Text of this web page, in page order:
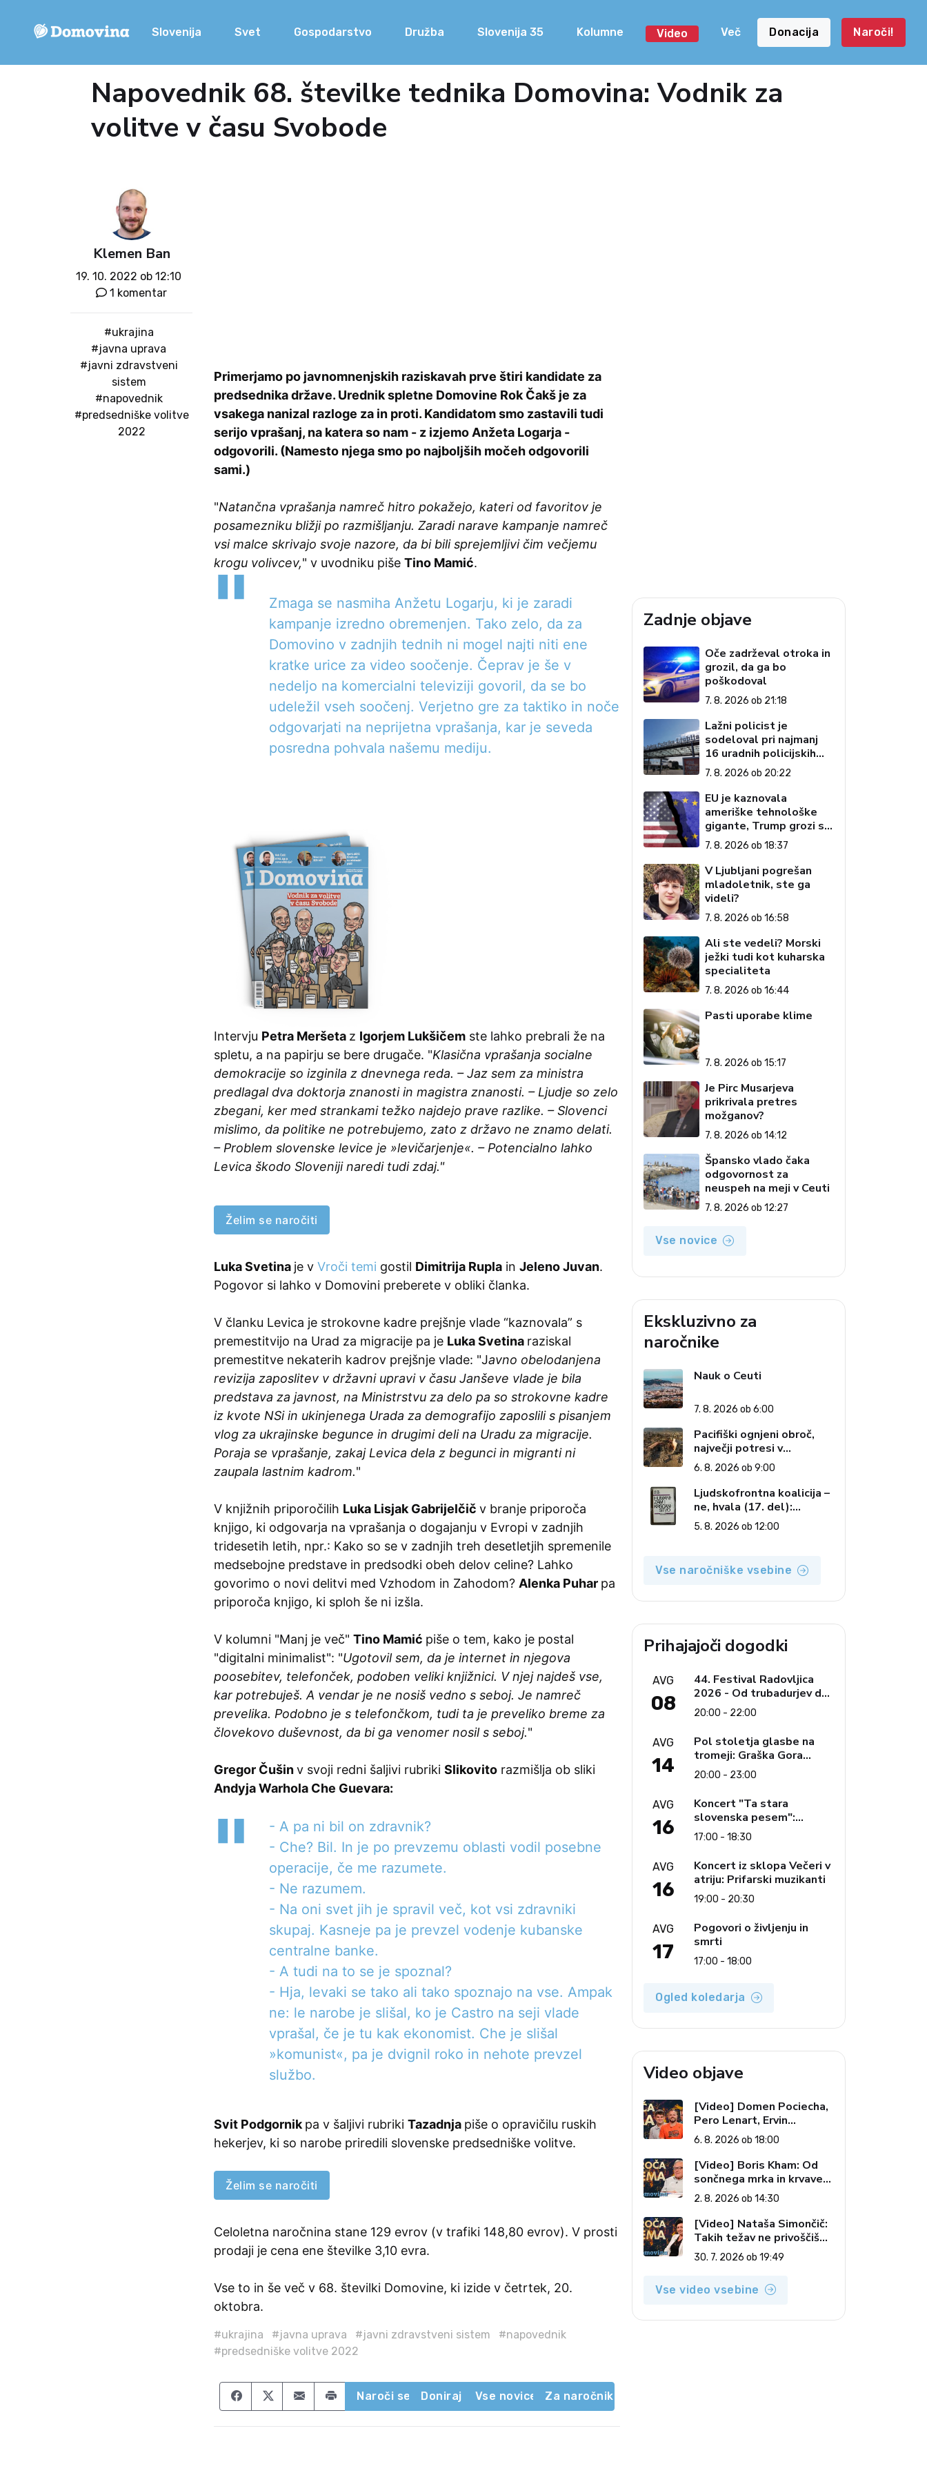
Slovenija Svet Gospodarstvo Družba Slovenija 35 Kolumne Video Več Donacija Naroči!
Napovednik 68. številke tednika Domovina: Vodnik za
volitve v času Svobode
Klemen Ban
19. 10. 2022 ob 12:10
1 komentar
#ukrajina
#javna uprava
#javni zdravstveni
sistem
#napovednik
#predsedniške volitve
2022
Primerjamo po javnomnenjskih raziskavah prve štiri kandidate za
predsednika države. Urednik spletne Domovine Rok Čakš je za
vsakega nanizal razloge za in proti. Kandidatom smo zastavili tudi
serijo vprašanj, na katera so nam - z izjemo Anžeta Logarja -
odgovorili. (Namesto njega smo po najboljših močeh odgovorili
sami.)
"Natančna vprašanja namreč hitro pokažejo, kateri od favoritov je
posamezniku bližji po razmišljanju. Zaradi narave kampanje namreč
vsi malce skrivajo svoje nazore, da bi bili sprejemljivi čim večjemu
krogu volivcev," v uvodniku piše Tino Mamić.
Zmaga se nasmiha Anžetu Logarju, ki je zaradi
kampanje izredno obremenjen. Tako zelo, da za
Domovino v zadnjih tednih ni mogel najti niti ene
kratke urice za video soočenje. Čeprav je še v
nedeljo na komercialni televiziji govoril, da se bo
udeležil vseh soočenj. Verjetno gre za taktiko in noče
odgovarjati na neprijetna vprašanja, kar je seveda
posredna pohvala našemu mediju.
Intervju Petra Meršeta z Igorjem Lukšičem ste lahko prebrali že na
spletu, a na papirju se bere drugače. "Klasična vprašanja socialne
demokracije so izginila z dnevnega reda. – Jaz sem za ministra
predlagal dva doktorja znanosti in magistra znanosti. – Ljudje so zelo
zbegani, ker med strankami težko najdejo prave razlike. – Slovenci
mislimo, da politike ne potrebujemo, zato z državo ne znamo delati.
– Problem slovenske levice je »levičarjenje«. – Potencialno lahko
Levica škodo Sloveniji naredi tudi zdaj."
Želim se naročiti
Luka Svetina je v Vroči temi gostil Dimitrija Rupla in Jeleno Juvan.
Pogovor si lahko v Domovini preberete v obliki članka.
V članku Levica je strokovne kadre prejšnje vlade “kaznovala” s
premestitvijo na Urad za migracije pa je Luka Svetina raziskal
premestitve nekaterih kadrov prejšnje vlade: "Javno obelodanjena
revizija zaposlitev v državni upravi v času Janševe vlade je bila
predstava za javnost, na Ministrstvu za delo pa so strokovne kadre
iz kvote NSi in ukinjenega Urada za demografijo zaposlili s pisanjem
vlog za ukrajinske begunce in drugimi deli na Uradu za migracije.
Poraja se vprašanje, zakaj Levica dela z begunci in migranti ni
zaupala lastnim kadrom."
V knjižnih priporočilih Luka Lisjak Gabrijelčič v branje priporoča
knjigo, ki odgovarja na vprašanja o dogajanju v Evropi v zadnjih
tridesetih letih, npr.: Kako so se v zadnjih treh desetletjih spremenile
medsebojne predstave in predsodki obeh delov celine? Lahko
govorimo o novi delitvi med Vzhodom in Zahodom? Alenka Puhar pa
priporoča knjigo, ki sploh še ni izšla.
V kolumni "Manj je več" Tino Mamić piše o tem, kako je postal
"digitalni minimalist": "Ugotovil sem, da je internet in njegova
poosebitev, telefonček, podoben veliki knjižnici. V njej najdeš vse,
kar potrebuješ. A vendar je ne nosiš vedno s seboj. Je namreč
prevelika. Podobno je s telefončkom, tudi ta je preveliko breme za
človekovo duševnost, da bi ga venomer nosil s seboj."
Gregor Čušinv svoji redni šaljivi rubriki Slikovito razmišlja ob sliki
Andyja Warhola Che Guevara:
- A pa ni bil on zdravnik?
- Che? Bil. In je po prevzemu oblasti vodil posebne
operacije, če me razumete.
- Ne razumem.
- Na oni svet jih je spravil več, kot vsi zdravniki
skupaj. Kasneje pa je prevzel vodenje kubanske
centralne banke.
- A tudi na to se je spoznal?
- Hja, levaki se tako ali tako spoznajo na vse. Ampak
ne: le narobe je slišal, ko je Castro na seji vlade
vprašal, če je tu kak ekonomist. Che je slišal
»komunist«, pa je dvignil roko in nehote prevzel
službo.
Svit Podgornik pa v šaljivi rubriki Tazadnja piše o opravičilu ruskih
hekerjev, ki so narobe priredili slovenske predsedniške volitve.
Želim se naročiti
Celoletna naročnina stane 129 evrov (v trafiki 148,80 evrov). V prosti
prodaji je cena ene številke 3,10 evra.
Vse to in še več v 68. številki Domovine, ki izide v četrtek, 20.
oktobra.
#ukrajina #javna uprava #javni zdravstveni sistem
#napovednik
#predsedniške volitve 2022
Share on Facebook
Share on Twitter
Share by email
Naroči se Doniraj Vse novice Za naročnike
Zadnje objave
Oče zadrževal otroka in
grozil, da ga bo
poškodoval
7. 8. 2026 ob 21:18
Lažni policist je
sodeloval pri najmanj
16 uradnih policijskih
postopkih
7. 8. 2026 ob 20:22
EU je kaznovala
ameriške tehnološke
gigante, Trump grozi s
carinami
7. 8. 2026 ob 18:37
V Ljubljani pogrešan
mladoletnik, ste ga
videli?
7. 8. 2026 ob 16:58
Ali ste vedeli? Morski
ježki tudi kot kuharska
specialiteta
7. 8. 2026 ob 16:44
Pasti uporabe klime
7. 8. 2026 ob 15:17
Je Pirc Musarjeva
prikrivala pretres
možganov?
7. 8. 2026 ob 14:12
Špansko vlado čaka
odgovornost za
neuspeh na meji v Ceuti
7. 8. 2026 ob 12:27
Vse novice
Ekskluzivno za
naročnike
Nauk o Ceuti
7. 8. 2026 ob 6:00
Pacifiški ognjeni obroč,
največji potresi v
zgodovini in cena pozabe
6. 8. 2026 ob 9:00
Ljudskofrontna koalicija –
ne, hvala (17. del):
Priprave na sestop z
oblasti – dvorska
delu: Revija 2000 in
revolucionarna izvotlitev
5. 8. 2026 ob 12:00
Vse naročniške vsebine
Prihajajoči dogodki
AVG
08
44. Festival Radovljica
2026 - Od trubadurjev do
Brahmsa
20:00 - 22:00
AVG
14
Pol stoletja glasbe na
tromeji: Graška Gora
obeležuje 50. jubilejni
festival narodno-zabavne
glasbe
20:00 - 23:00
AVG
16
Koncert "Ta stara
slovenska pesem":
Ljudski pevci Jezerci
17:00 - 18:30
AVG
16
Koncert iz sklopa Večeri v
atriju: Prifarski muzikanti
19:00 - 20:30
AVG
17
Pogovori o življenju in
smrti
17:00 - 18:00
Ogled koledarja
Video objave
[Video] Domen Pociecha,
Pero Lenart, Ervin
Kostanjšek: Šport
specialcev (Vroča tema, 6.
8. 2026)
6. 8. 2026 ob 18:00
[Video] Boris Kham: Od
sončnega mrka in krvave
lune do slovenskih
pečatov v vesolju (Vroča
tema, 2. 8. 2026)
2. 8. 2026 ob 14:30
[Video] Nataša Simončič:
Takih težav ne privoščiš
nikomur (Vroča tema, 30.
7. 2026)
30. 7. 2026 ob 19:49
Vse video vsebine